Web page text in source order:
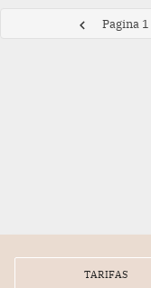
chevron_left Pagina 1
TARIFAS